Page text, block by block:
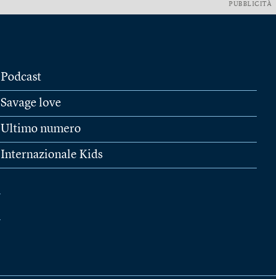
PUBBLICITÀ
Podcast
Savage love
Ultimo numero
Internazionale Kids